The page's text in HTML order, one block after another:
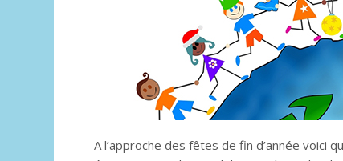
A l’approche des fêtes de fin d’année voici